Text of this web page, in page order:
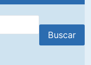
Buscar